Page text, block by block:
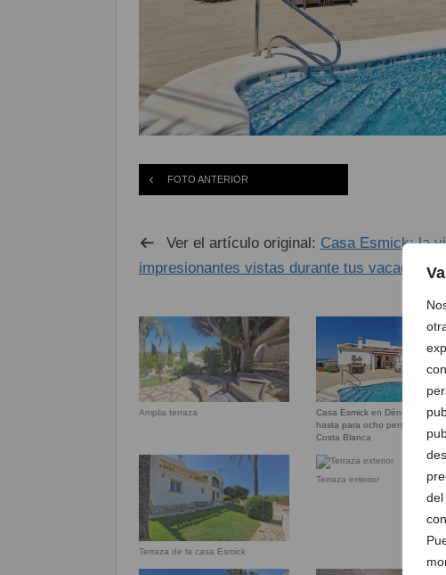
del
FOTO ANTERIOR
Ver el artículo original: Casa Esmick: la
impresionantes vistas durante tus vacaciones
Amplia terraza
Casa Esmick en Dénia,
hasta para ocho personas en la
Costa Blanca
Terraza de la casa Esmick
Terraza exterior